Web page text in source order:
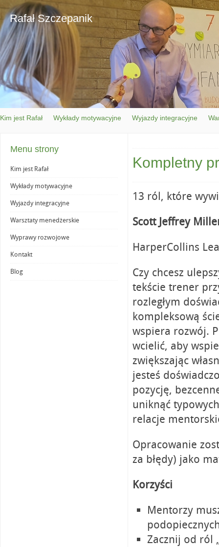
Rafał Szczepanik
Kim jest Rafał Wykłady motywacyjne Wyjazdy integracyjne
Menu strony
Kim jest Rafał
Wykłady motywacyjne
Wyjazdy integracyjne
Warsztaty menedżerskie
Wyprawy rozwojowe
Kontakt
Blog
Kompletny
13 ról, które
Scott Jeffrey
HarperCollins
Czy chcesz
tekście trener
rozległym
kompleksową
wspiera rozwój.
wcielić, aby
zwiększając
jesteś
pozycję,
uniknąć
relacje
Opracowanie
za błędy) jako
Korzyści
Mentorzy
Zacznij od ról